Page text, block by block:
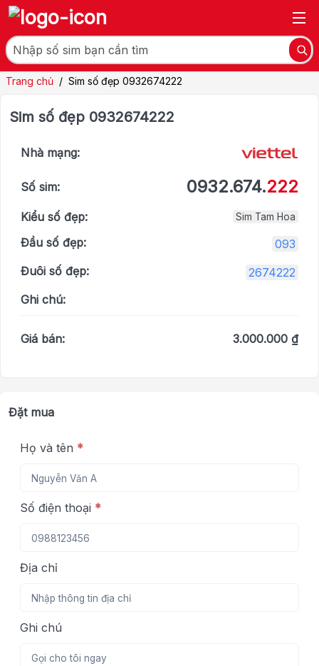
Trang chủ / Sim số đẹp 0932674222
Sim số đẹp 0932674222
Nhà mạng:
Số sim: 0932.674.222
Kiểu số đẹp: Sim Tam Hoa
Đầu số đẹp:
093
Đuôi số đẹp:
2674222
Ghi chú:
Giá bán: 3.000.000 ₫
Đặt mua
Họ và tên *
Số điện thoại *
Địa chỉ
Ghi chú